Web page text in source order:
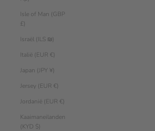
Isle of Man (GBP
£)
Israël (ILS ₪)
Italië (EUR €)
Japan (JPY ¥)
Jersey (EUR €)
Jordanië (EUR €)
Kaaimaneilanden
(KYD $)